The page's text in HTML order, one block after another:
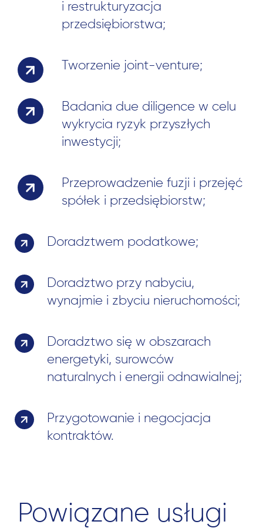
i restrukturyzacja
przedsiębiorstwa;
Tworzenie joint-venture;
Badania due diligence w celu
wykrycia ryzyk przyszłych
inwestycji;
Przeprowadzenie fuzji i przejęć
spółek i przedsiębiorstw;
Doradztwem podatkowe;
Doradztwo przy nabyciu,
wynajmie i zbyciu nieruchomości;
Doradztwo się w obszarach
energetyki, surowców
naturalnych i energii odnawialnej;
Przygotowanie i negocjacja
kontraktów.
Powiązane usługi